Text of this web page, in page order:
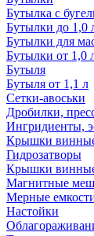
Бутылка с
Бутылки до 1,0
Бутылки для
Бутылки от 1,0
Бутыля
Бутыля от 1,1 л
Сетки-авоськи
Дробилки,
Ингридиенты,
Крышки
Гидрозатворы
Крышки
Магнитные
Мерные
Настойки